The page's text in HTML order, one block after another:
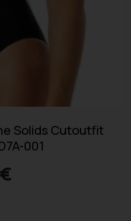
Solids Cutoutfit
001
€